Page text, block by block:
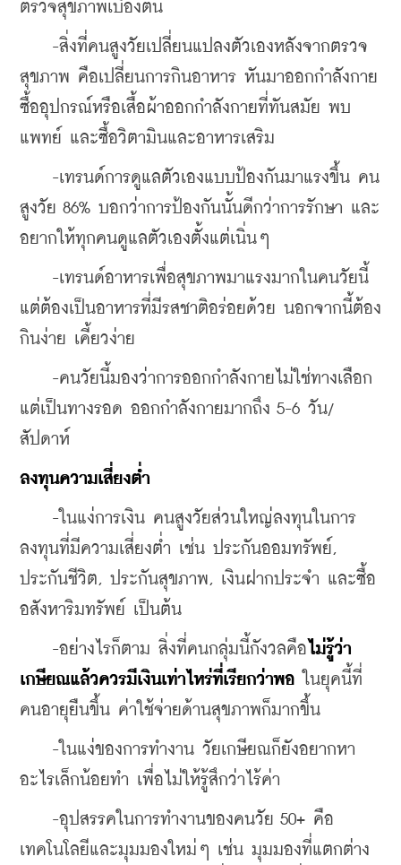
ตรวจสุขภาพเบื้องต้น
-สิ่งที่คนสูงวัยเปลี่ยนแปลงตัวเองหลังจากตรวจ
สุขภาพ คือเปลี่ยนการกินอาหาร หันมาออกกำลังกาย
ซื้ออุปกรณ์หรือเสื้อผ้าออกกำลังกายที่ทันสมัย พบ
แพทย์ และซื้อวิตามินและอาหารเสริม
-เทรนด์การดูแลตัวเองแบบป้องกันมาแรงขึ้น คน
สูงวัย 86% บอกว่าการป้องกันนั้นดีกว่าการรักษา และ
อยากให้ทุกคนดูแลตัวเองตั้งแต่เนิ่นๆ
-เทรนด์อาหารเพื่อสุขภาพมาแรงมากในคนวัยนี้
แต่ต้องเป็นอาหารที่มีรสชาติอร่อยด้วย นอกจากนี้ต้อง
กินง่าย เคี้ยวง่าย
-คนวัยนี้มองว่าการออกกำลังกายไม่ใช่ทางเลือก
แต่เป็นทางรอด ออกกำลังกายมากถึง 5-6 วัน/
สัปดาห์
ลงทุนความเสี่ยงต่ำ
-ในแง่การเงิน คนสูงวัยส่วนใหญ่ลงทุนในการ
ลงทุนที่มีความเสี่ยงต่ำ เช่น ประกันออมทรัพย์,
ประกันชีวิต, ประกันสุขภาพ, เงินฝากประจำ และซื้อ
อสังหาริมทรัพย์ เป็นต้น
-อย่างไรก็ตาม สิ่งที่คนกลุ่มนี้กังวลคือ ไม่รู้ว่า
เกษียณแล้วควรมีเงินเท่าไหร่ที่เรียกว่าพอ ในยุคนี้ที่
คนอายุยืนขึ้น ค่าใช้จ่ายด้านสุขภาพก็มากขึ้น
-ในแง่ของการทำงาน วัยเกษียณก็ยังอยากหา
อะไรเล็กน้อยทำ เพื่อไม่ให้รู้สึกว่าไร้ค่า
-อุปสรรคในการทำงานของคนวัย 50+ คือ
เทคโนโลยีและมุมมองใหม่ๆ เช่น มุมมองที่แตกต่าง